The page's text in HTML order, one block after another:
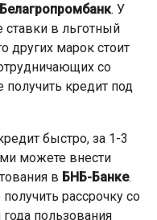
Белагропромбанк. У
в льготный
других марок стоит
со
кредит под
быстро, за 1-3
можете внести
в БНБ-Банке.
рассрочку со
года пользования